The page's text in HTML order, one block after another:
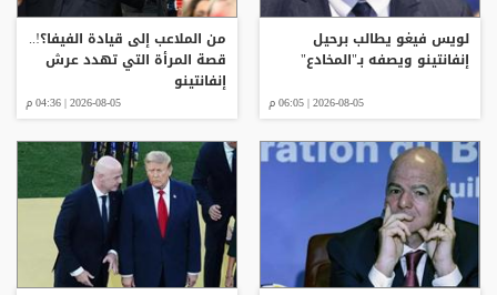
لويس فيغو يطالب برحيل
إنفانتينو ويصفه بـ"المخادع"
2026-08-05 | 06:05 م
من الملاعب إلى قيادة الفيفا؟!..
قصة المرأة التي تهدد عرش
إنفانتينو
2026-08-05 | 04:36 م